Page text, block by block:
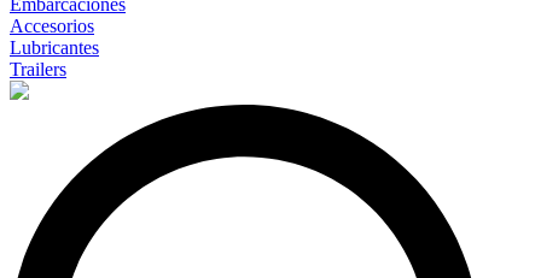
Embarcaciones
Accesorios
Lubricantes
Trailers